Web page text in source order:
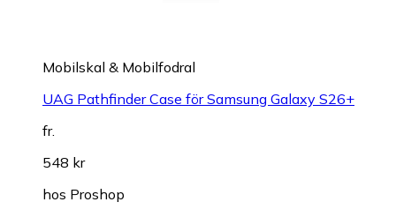
Mobilskal & Mobilfodral
UAG Pathfinder Case för Samsung Galaxy S26+
fr.
548 kr
hos Proshop